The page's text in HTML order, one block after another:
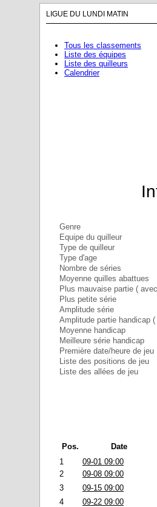
LIGUE DU LUNDI MATIN
Tous les classements
Liste des équipes
Liste des quilleurs
Calendrier
Genre
Equipe du quilleur
Type de quilleur
Type d'age
Nombre de séries
Moyenne quilles abattues
Plus mauvaise partie (
Plus petite série
Amplitude série
Amplitude partie handicap
Moyenne handicap
Meilleure série handicap
Première date/heure de jeu
Liste des positions de jeu
Liste des allées de jeu
Pos. Date
1
09-01 09:00
2
09-08 09:00
3
09-15 09:00
4 09-22 09:00